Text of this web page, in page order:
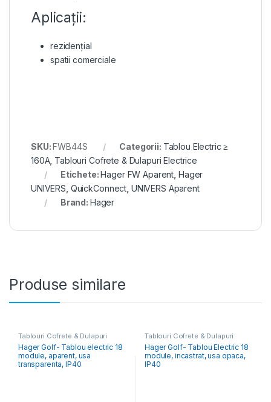
Aplicații:
rezidențial
spatii comerciale
SKU:FWB44S Categorii: Tablou Electric ≥
160A, Tablouri Cofrete & Dulapuri Electrice
Etichete:Hager FW Aparent Hager
UNIVERS QuickConnect UNIVERS Aparent
Brand: Hager
Produse similare
Tablouri Cofrete & Dulapuri
Electrice Tablouri Electrice
Rezidențiale Aparente
Hager Golf- Tablou electric 18
module, aparent, usa
transparenta, IP40
Tablouri Cofrete & Dulapuri
Electrice Tablouri Electrice
Rezidențiale Încastrate
Hager Golf- Tablou Electric 18
module, incastrat, usa opaca,
IP40